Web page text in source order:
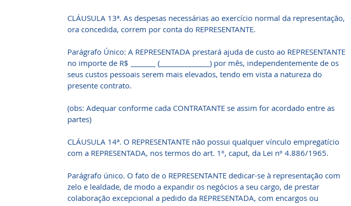
CLÁUSULA 13ª. As despesas necessárias ao exercício normal da representação,
ora concedida, correm por conta do REPRESENTANTE.
Parágrafo Único: A REPRESENTADA prestará ajuda de custo ao REPRESENTANTE
no importe de R$ _______ (______________) por mês, independentemente de os
seus custos pessoais serem mais elevados, tendo em vista a natureza do
presente contrato.
(obs: Adequar conforme cada CONTRATANTE se assim for acordado entre as
partes)
CLÁUSULA 14ª. O REPRESENTANTE não possui qualquer vínculo empregatício
com a REPRESENTADA, nos termos do art. 1º, caput, da Lei nº 4.886/1965.
Parágrafo único. O fato de o REPRESENTANTE dedicar-se à representação com
zelo e lealdade, de modo a expandir os negócios a seu cargo, de prestar
colaboração excepcional a pedido da REPRESENTADA, com encargos ou